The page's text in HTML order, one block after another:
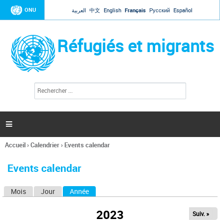
Jump to navigation
ONU العربية 中文 English Français Русский Español
Réfugiés et migrants
l
c
h
e

Vous
ici
Accueil›Calendrier› Events calendar
Events calendar
Mois Jour Année
2023 Suiv. »